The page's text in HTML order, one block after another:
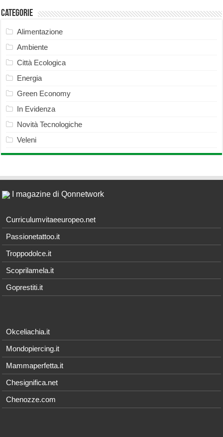
Categorie
Alimentazione
Ambiente
Città Ecologica
Energia
Green Economy
In Evidenza
Novità Tecnologiche
Veleni
I magazine di Qonnetwork
Curriculumvitaeeuropeo.net
Passionetattoo.it
Troppodolce.it
Scoprilamela.it
Goprestiti.it
Okceliachia.it
Mondopiercing.it
Mammaperfetta.it
Chesignifica.net
Chenozze.com